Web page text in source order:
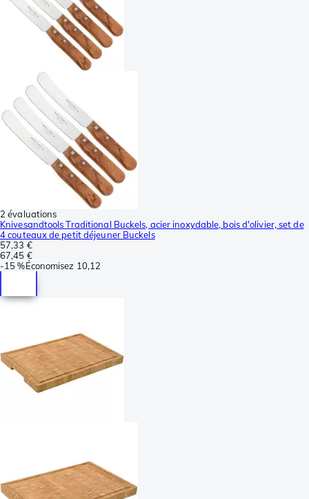
2 évaluations
Knivesandtools Traditional Buckels, acier inoxydable, bois d'olivier, set de
4 couteaux de petit déjeuner Buckels
57,33 €
67,45 €
-15 %Économisez 10,12